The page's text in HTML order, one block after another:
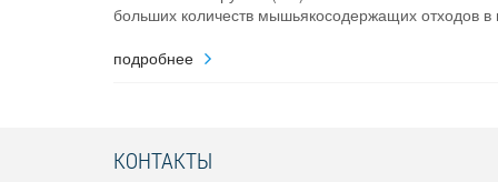
больших количеств мышьякосодержащих отходов
подробнее
КОНТАКТЫ